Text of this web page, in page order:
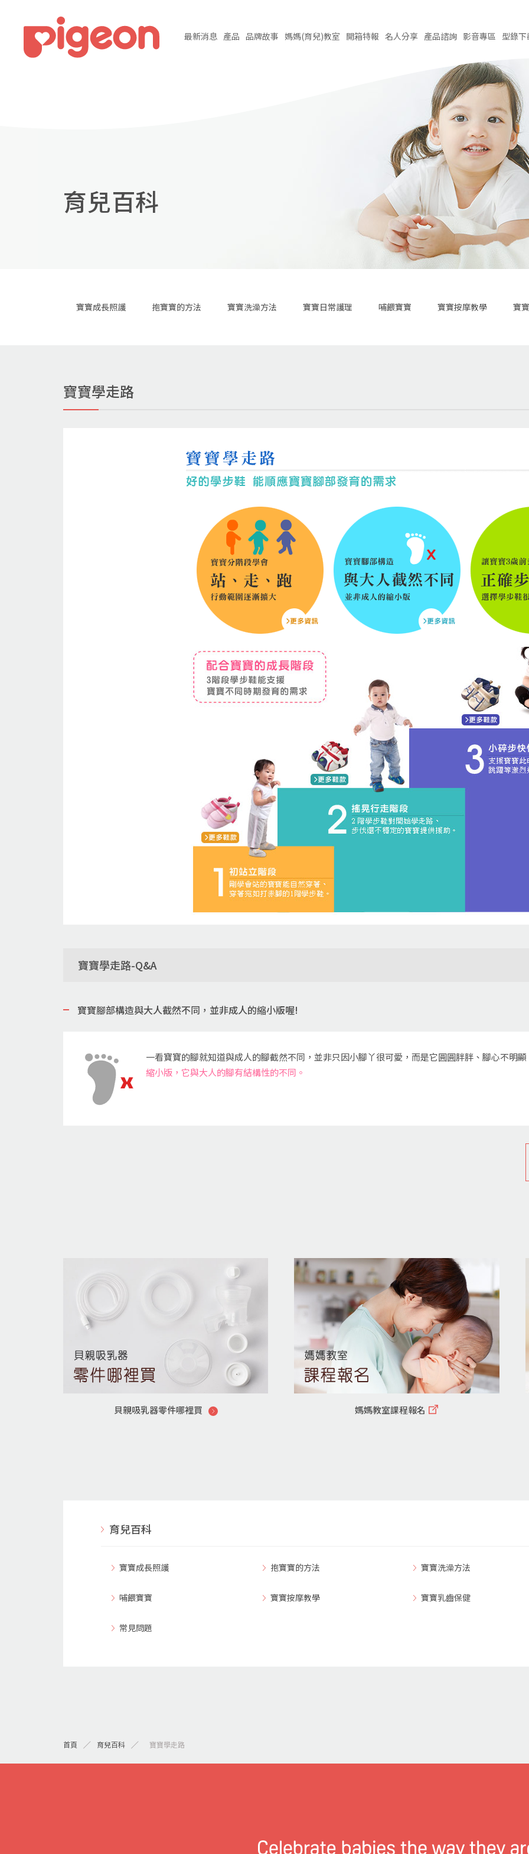
最新消息 產品 品牌故事 媽媽(育兒)教室 開箱特報 名人分享 產品諮詢 影音專區 型錄下
育兒百科
寶寶成長照護 抱寶寶的方法 寶寶洗澡方法 寶寶日常護理 哺餵寶寶 寶寶按摩教學 寶
寶寶學走路
寶寶學走路-Q&A
寶寶腳部構造與大人截然不同，並非成人的縮小版喔!
一看寶寶的腳就知道與成人的腳截然不同，並非只因小腳丫很可愛，而是它圓圓胖胖、腳心不明
縮小版，它與大人的腳有結構性的不同。
貝親吸乳器零件哪裡買 媽媽教室課程報名
育兒百科
寶寶成長照護 抱寶寶的方法 寶寶洗澡方法
哺餵寶寶 寶寶按摩教學 寶寶乳齒保健
常見問題
首頁 育兒百科 >寶寶學走路